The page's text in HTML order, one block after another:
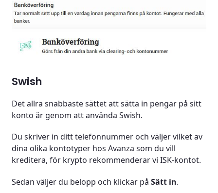
Swish
Det allra snabbaste sättet att sätta in pengar på sitt
konto är genom att använda Swish.
Du skriver in ditt telefonnummer och väljer vilket av
dina olika kontotyper hos Avanza som du vill
kreditera, för krypto rekommenderar vi ISK-kontot.
Sedan väljer du belopp och klickar på Sätt in.